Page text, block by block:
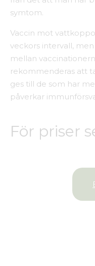
symtom.
Vaccin mot
veckors intervall,
mellan
rekommenderas att
ges till de som har
påverkar
För priser